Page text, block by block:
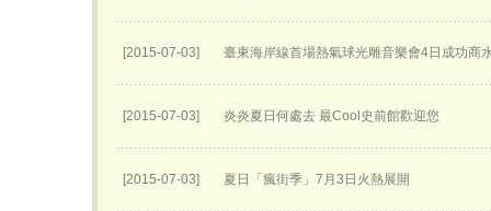
[2015-07-03] 臺東海岸線首場熱氣球光雕音樂會4日成功商
[2015-07-03] 炎炎夏日何處去 最Cool史前館歡迎您
[2015-07-03] 夏日「瘋街季」7月3日火熱展開